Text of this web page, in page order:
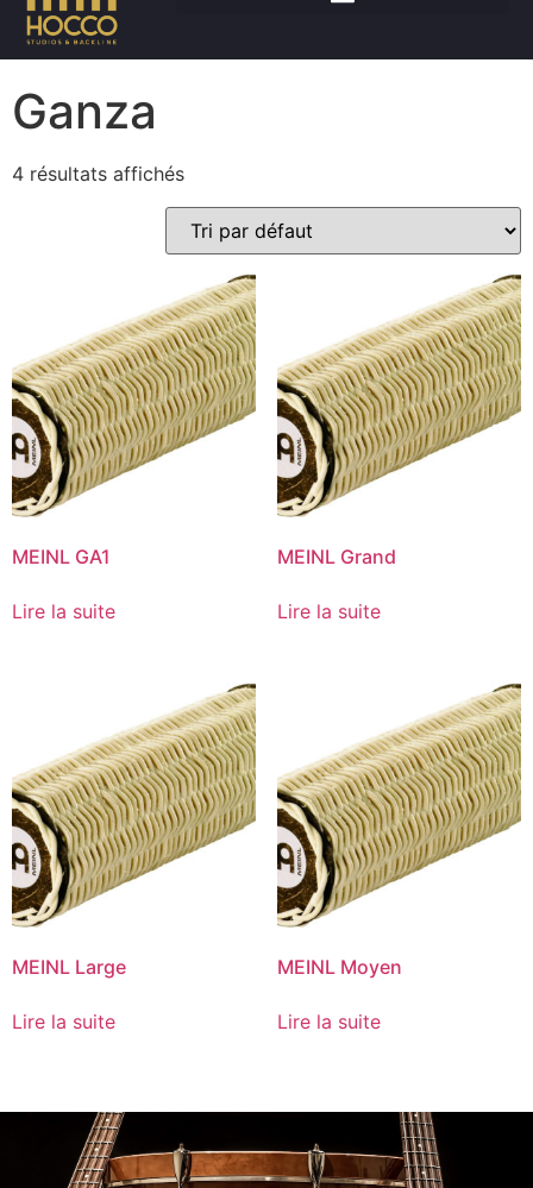
Accueil/Percussions
Ganza
4 résultats affichés
MEINL GA1
Lire la suite
MEINL Grand
Lire la suite
MEINL Large
Lire la suite
MEINL Moyen
Lire la suite